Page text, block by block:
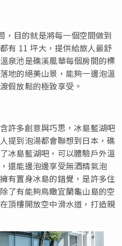
，目的就是將每一個空間做到
有 11 坪大，提供給旅人最舒
泉池是礁溪風華每個房間的標
地的絕美山景，能夠一邊泡溫
假放鬆的極致享受。
許多創意與巧思，冰島藍湖吧
提到泡湯都會聯想到日本，礁
冰島藍湖吧，可以體驗戶外溫
還能邊泡邊享受無酒精氣泡
有置身冰島的錯覺，是許多住
了有能夠鳥瞰宜蘭龜山島的空
頂樓開放空中滑水道，打造親